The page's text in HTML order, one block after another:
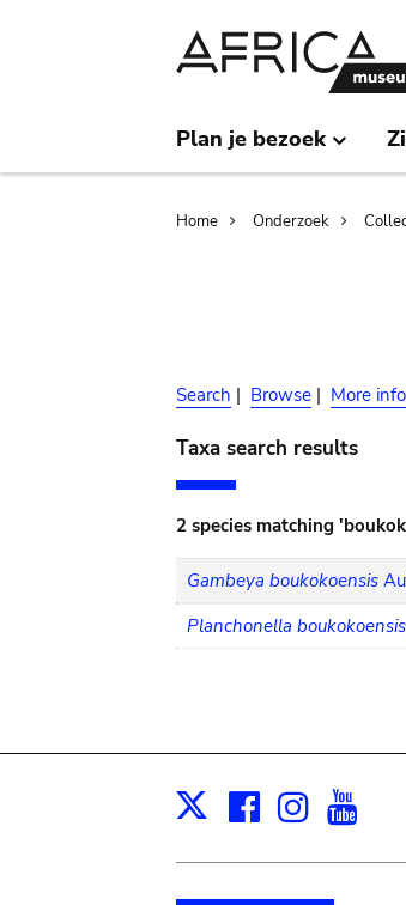
Plan je bezoek
Home Onderzoek
Search | Browse | More
Taxa search results
2 species matching
Gambeya boukokoensis
Planchonella boukokoensis
X Facebook